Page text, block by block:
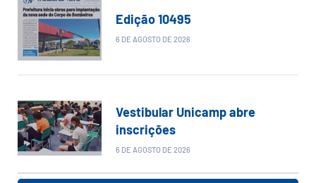
Edição 10495
6 DE AGOSTO DE 2026
Vestibular Unicamp abre
inscrições
6 DE AGOSTO DE 2026